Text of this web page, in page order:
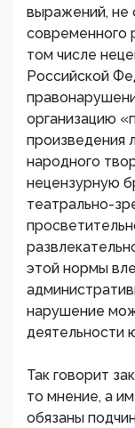
выражений, не
современного
том числе
Российской
организацию
произведения
народного
нецензурную
театрально-
этой нормы
нарушение
деятельности
Так говорит
то мнение, а
обязаны